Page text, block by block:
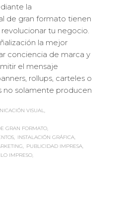
la
de gran formato tienen
tu negocio.
la mejor
conciencia de marca y
el mensaje
rollups, carteles o
no solamente producen
VISUAL
GRAN FORMATO
INSTALACIÓN GRÁFICA
PUBLICIDAD IMPRESA
IMPRESO